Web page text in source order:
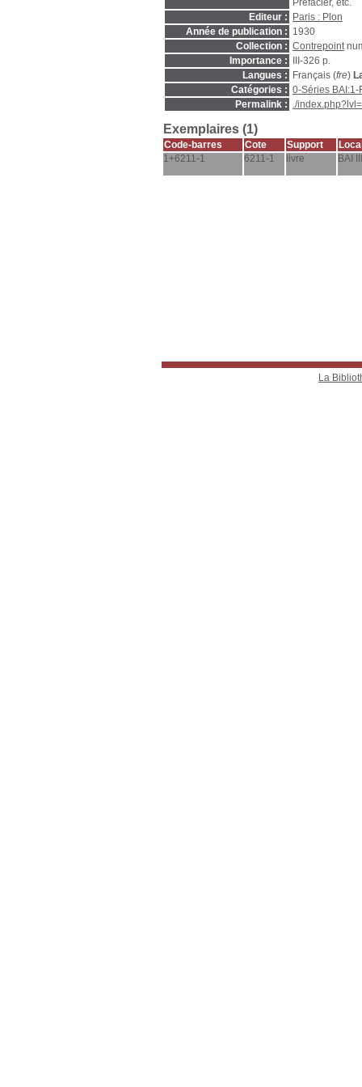
Préfacier, etc.
Editeur :
Paris : Plon
Année de publication : 1930
Collection : Contrepoint
Importance :
III-326 p.
Langues :
Français (fre)
Catégories : 0-Séries BAI:1-
Permalink : ./
Exemplaires (1)
Code-barres Cote Support
1+6211-1
6211-1 livre BAI
La